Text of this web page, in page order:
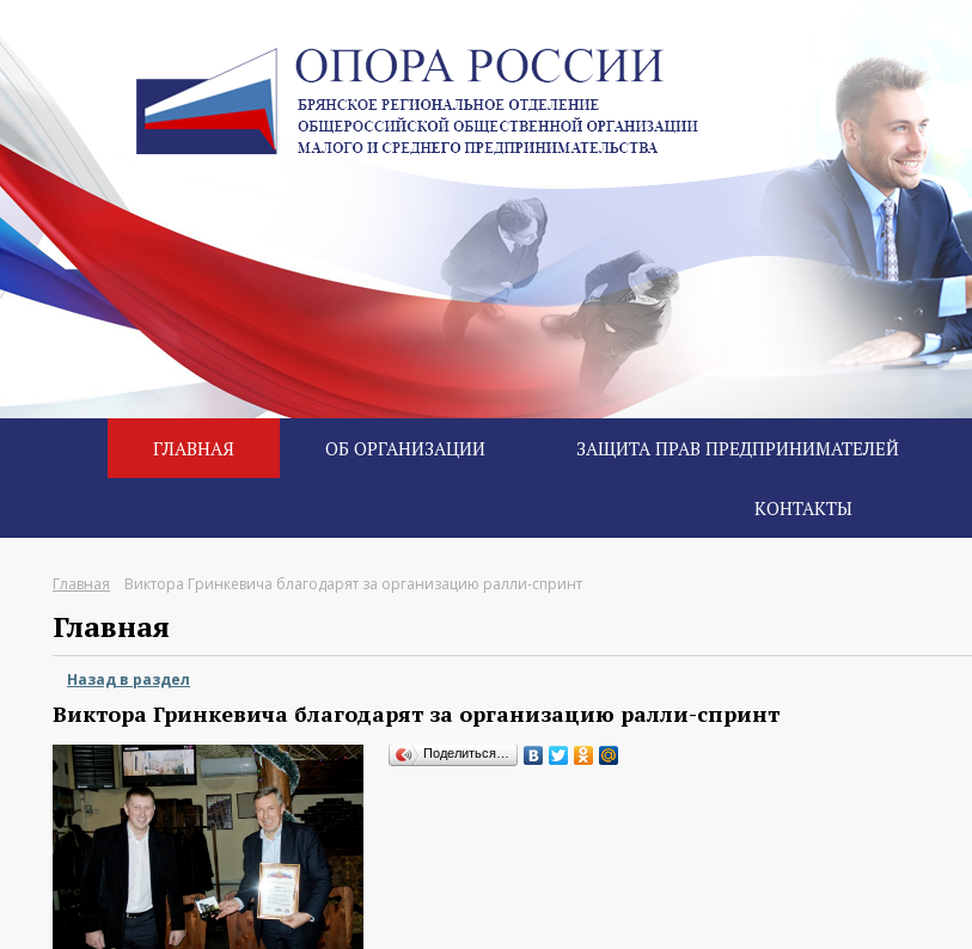
ГЛАВНАЯ ОБ ОРГАНИЗАЦИИ ЗАЩИТА ПРАВ ПРЕДПРИНИМАТЕЛЕЙ
КОНТАКТЫ
Главная Виктора Гринкевича благодарят за организацию ралли-спринт
Главная
Назад в раздел
Виктора Гринкевича благодарят за организацию ралли-спринт
Поделиться…